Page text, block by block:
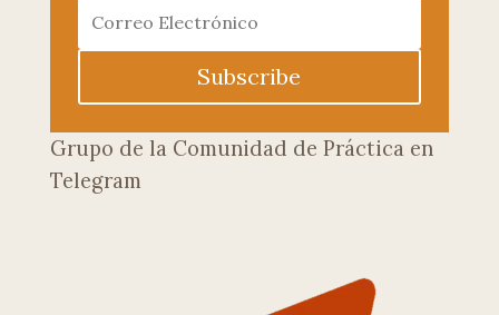
Subscribe
Grupo de la Comunidad de Práctica en
Telegram